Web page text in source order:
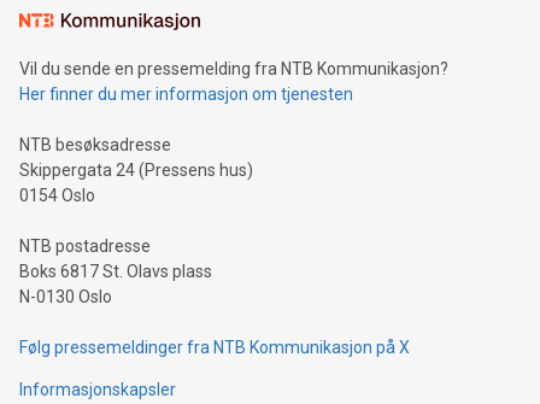
Vil du sende en pressemelding fra NTB Kommunikasjon?
Her finner du mer informasjon om tjenesten
NTB besøksadresse
Skippergata 24 (Pressens hus)
0154 Oslo
NTB postadresse
Boks 6817 St. Olavs plass
N-0130 Oslo
Følg pressemeldinger fra NTB Kommunikasjon på X
Informasjonskapsler